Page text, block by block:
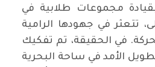
العام 2019، بقيادة مجموعات طلابية في
تتعثر في جهودها الرامية
في الحقيقة، تم تفكيك
الأمد في ساحة البحرية